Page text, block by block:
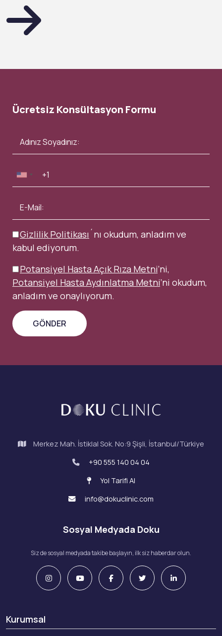
Ücretsiz Konsültasyon Formu
Gizlilik Politikası ´nı okudum, anladım ve
kabul ediyorum.
Potansiyel Hasta Açık Rıza Metni’ni,
Potansiyel Hasta Aydınlatma Metni’ni okudum,
anladım ve onaylıyorum.
Merkez Mah. İstiklal Sok. No:9 Şişli, İstanbul/Türkiye
+90 555 140 04 04
Yol Tarifi Al
info@dokuclinic.com
Sosyal Medyada Doku
Siz de sosyal medyada takibe başlayın, ilk siz haberdar olun.
Kurumsal